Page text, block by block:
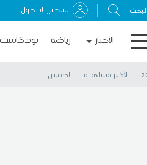
تسجيل الدخول
الاخبار رياضة بودكاست
الأكثر مشاهدة الطقس